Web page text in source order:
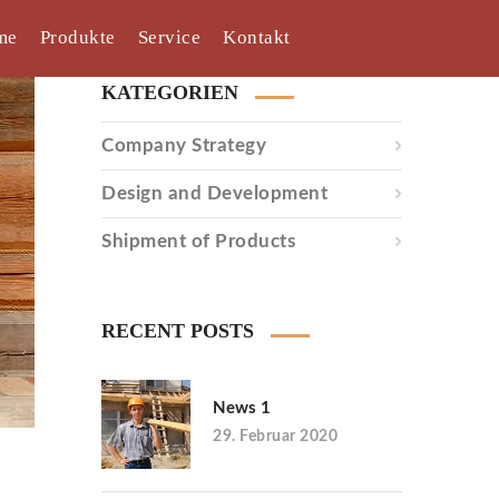
Produkte Service Kontakt
KATEGORIEN
Company Strategy
Design and Development
Shipment of Products
RECENT POSTS
News 1
29. Februar 2020